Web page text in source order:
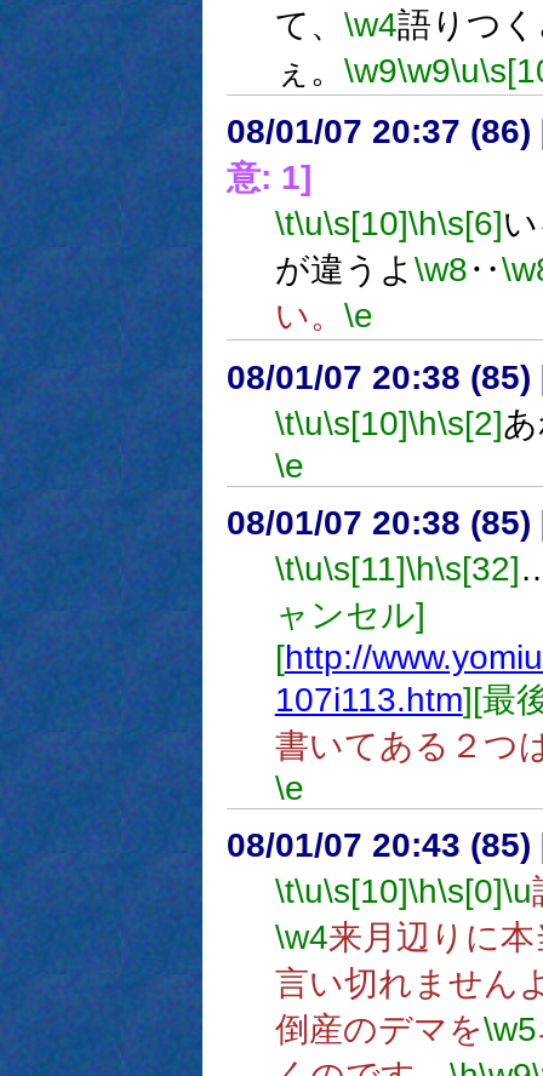
て、 \w4語りつ
ぇ。 \w9\w9\u
08/01/07 20:37 (86)
意: 1]
\t\u\s[10]\h\s[6]
が違うよ \w8‥
い。 \e
08/01/07 20:38 (85)
\t\u\s[10]\h\s[2]
\e
08/01/07 20:38 (85)
\t\u\s[11]\h\s[32]
ャンセル]
[http://
107i113.htm][最
書いてある２つ
\e
08/01/07 20:43 (85)
\t\u\s[10]\h\s[0]\u
\w4来月辺りに
言い切れません
倒産のデマを\w5